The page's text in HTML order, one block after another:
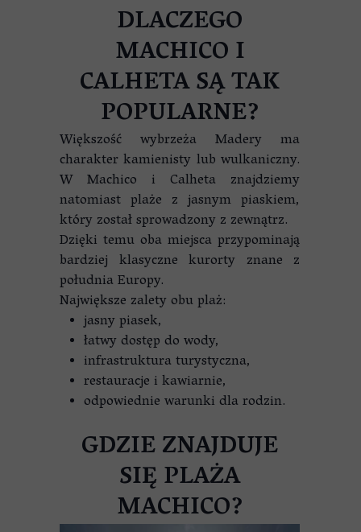
DLACZEGO
MACHICO I
CALHETA SĄ TAK
POPULARNE?
Większość wybrzeża Madery ma
charakter kamienisty lub wulkaniczny.
W Machico i Calheta znajdziemy
natomiast plaże z jasnym piaskiem,
który został sprowadzony z zewnątrz.
Dzięki temu oba miejsca przypominają
bardziej klasyczne kurorty znane z
południa Europy.
Największe zalety obu plaż:
jasny piasek,
łatwy dostęp do wody,
infrastruktura turystyczna,
restauracje i kawiarnie,
odpowiednie warunki dla rodzin.
GDZIE ZNAJDUJE
SIĘ PLAŻA
MACHICO?